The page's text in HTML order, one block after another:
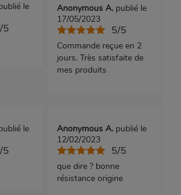
le
5
Anonymous A. publié le
17/05/2023
5/5
Commande reçue en 2
jours. Très satisfaite de
mes produits
le
5
Anonymous A. publié le
12/02/2023
5/5
que dire ? bonne
résistance origine